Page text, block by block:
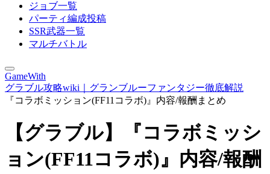
ジョブ一覧
パーティ編成投稿
SSR武器一覧
マルチバトル
GameWith
グラブル攻略wiki｜グランブルーファンタジー徹底解説
『コラボミッション(FF11コラボ)』内容/報酬まとめ
【グラブル】『コラボミッシ
ョン(FF11コラボ)』内容/報酬